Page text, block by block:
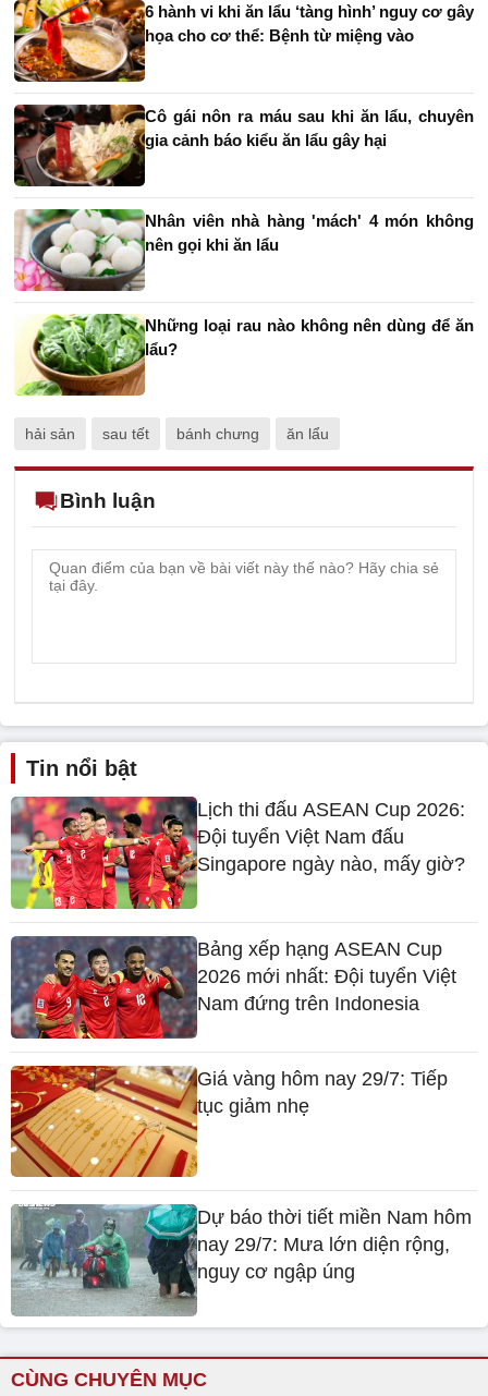
6 hành vi khi ăn lẩu ‘tàng hình’ nguy cơ gây
họa cho cơ thể: Bệnh từ miệng vào
Cô gái nôn ra máu sau khi ăn lẩu, chuyên
gia cảnh báo kiểu ăn lẩu gây hại
Nhân viên nhà hàng 'mách' 4 món không
nên gọi khi ăn lẩu
Những loại rau nào không nên dùng để ăn
lẩu?
hải sản sau tết bánh chưng ăn lẩu
Bình luận
Tin nổi bật
Lịch thi đấu ASEAN Cup 2026:
Đội tuyển Việt Nam đấu
Singapore ngày nào, mấy giờ?
Bảng xếp hạng ASEAN Cup
2026 mới nhất: Đội tuyển Việt
Nam đứng trên Indonesia
Giá vàng hôm nay 29/7: Tiếp
tục giảm nhẹ
Dự báo thời tiết miền Nam hôm
nay 29/7: Mưa lớn diện rộng,
nguy cơ ngập úng
CÙNG CHUYÊN MỤC